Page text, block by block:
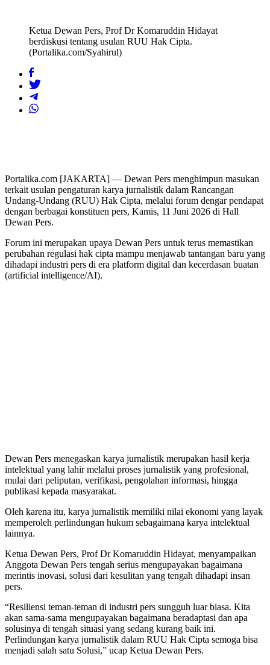
Ketua Dewan Pers, Prof Dr Komaruddin Hidayat
berdiskusi tentang usulan RUU Hak Cipta.
(Portalika.com/Syahirul)
Portalika.com [JAKARTA] — Dewan Pers menghimpun masukan
terkait usulan pengaturan karya jurnalistik dalam Rancangan
Undang-Undang (RUU) Hak Cipta, melalui forum dengar pendapat
dengan berbagai konstituen pers, Kamis, 11 Juni 2026 di Hall
Dewan Pers.
Forum ini merupakan upaya Dewan Pers untuk terus memastikan
perubahan regulasi hak cipta mampu menjawab tantangan baru yang
dihadapi industri pers di era platform digital dan kecerdasan buatan
(artificial intelligence/AI).
Dewan Pers menegaskan karya jurnalistik merupakan hasil kerja
intelektual yang lahir melalui proses jurnalistik yang profesional,
mulai dari peliputan, verifikasi, pengolahan informasi, hingga
publikasi kepada masyarakat.
Oleh karena itu, karya jurnalistik memiliki nilai ekonomi yang layak
memperoleh perlindungan hukum sebagaimana karya intelektual
lainnya.
Ketua Dewan Pers, Prof Dr Komaruddin Hidayat, menyampaikan
Anggota Dewan Pers tengah serius mengupayakan bagaimana
merintis inovasi, solusi dari kesulitan yang tengah dihadapi insan
pers.
“Resiliensi teman-teman di industri pers sungguh luar biasa. Kita
akan sama-sama mengupayakan bagaimana beradaptasi dan apa
solusinya di tengah situasi yang sedang kurang baik ini.
Perlindungan karya jurnalistik dalam RUU Hak Cipta semoga bisa
menjadi salah satu Solusi,” ucap Ketua Dewan Pers.